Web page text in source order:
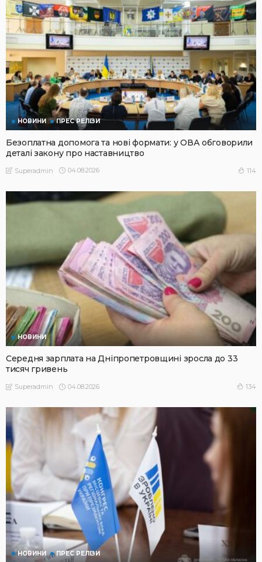
НОВИНИ ПРЕС РЕЛІЗИ
Безоплатна допомога та нові формати: у ОВА обговорили
деталі закону про наставництво
Superadmin 04.08.2026 114
НОВИНИ
Середня зарплата на Дніпропетровщині зросла до 33
тисяч гривень
Superadmin 04.08.2026 134
НОВИНИ ПРЕС РЕЛІЗИ